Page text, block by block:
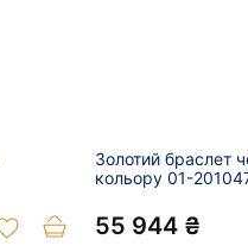
Золотий браслет
кольору 01-
55 944 ₴